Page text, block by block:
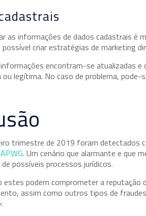
as informações de dados cadastrais
possível criar estratégias de marketing
encontram-se atualizadas
legítima. No caso de problema,
trimestre de 2019 foram detectados
APWG. Um cenário que alarmante e que
possíveis processos jurídicos.
estes podem comprometer a reputação
assim como outros tipos de